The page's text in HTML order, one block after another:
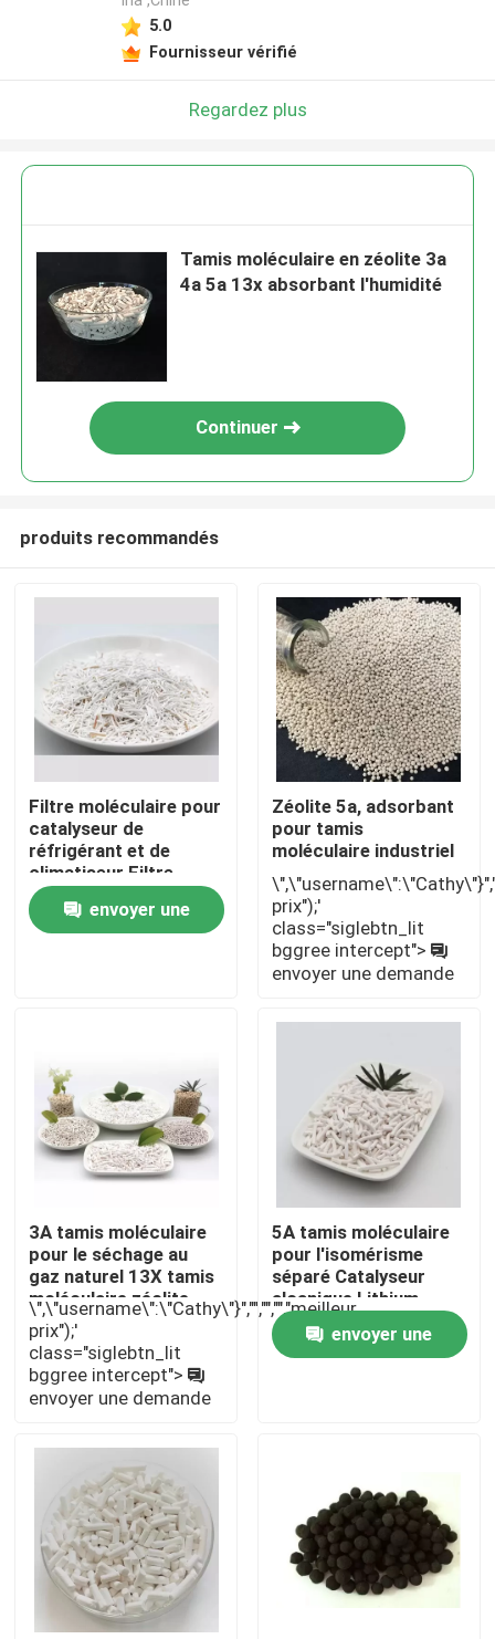
Produits
Vidéos
Visite de l'usine
Contrôle de la qualité
Demandez un devis
Filtre moléculaire PSA
Zéolite à tamis moléculaire
5.0
Fournisseur vérifié
Regardez plus
Tamis moléculaire en zéolite 3a
4a 5a 13x absorbant l'humidité
Continuer
produits recommandés
Filtre moléculaire pour
catalyseur de
réfrigérant et de
climatiseur Filtre
moléculaire 5A
envoyer une
Zéolite 5a, adsorbant
pour tamis
moléculaire industriel
prix");'
class="siglebtn_lit
bggree intercept">
envoyer une demande
3A tamis moléculaire
pour le séchage au
gaz naturel 13X tamis
moléculaire zéolite
pour concentrateur
d'oxygène
\",\"username\":\"Cathy\"}","","","","meilleur
prix");'
class="siglebtn_lit
bggree intercept">
envoyer une demande
5A tamis moléculaire
pour l'isomérisme
séparé Catalyseur
alcanique Lithium
tamis moléculaire
oxygène Mcm 22
zéolite
envoyer une